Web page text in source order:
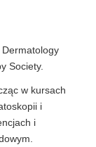
Society.
w kursach
i
i